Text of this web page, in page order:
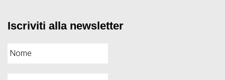
Iscriviti alla newsletter